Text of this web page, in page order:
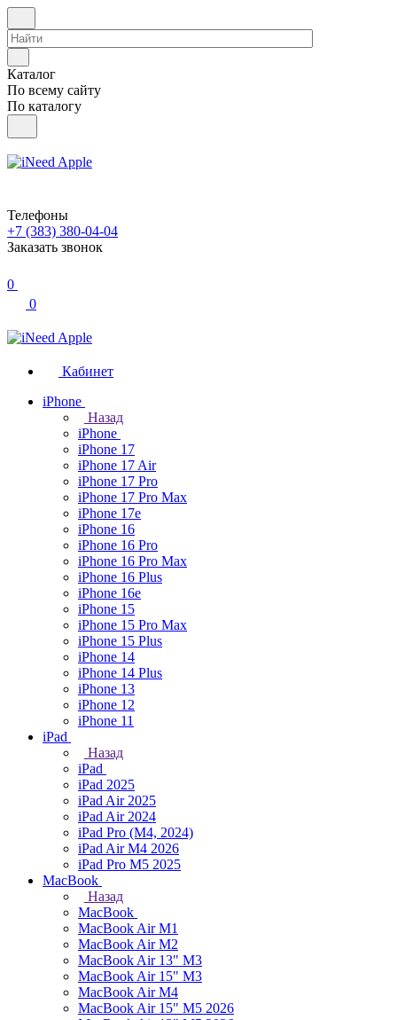
Каталог
По всему сайту
По каталогу
Телефоны
+7 (383) 380-04-04
Заказать звонок
0
0
Кабинет
iPhone
Назад
iPhone
iPhone 17
iPhone 17 Air
iPhone 17 Pro
iPhone 17 Pro Max
iPhone 17e
iPhone 16
iPhone 16 Pro
iPhone 16 Pro Max
iPhone 16 Plus
iPhone 16e
iPhone 15
iPhone 15 Pro Max
iPhone 15 Plus
iPhone 14
iPhone 14 Plus
iPhone 13
iPhone 12
iPhone 11
iPad
Назад
iPad
iPad 2025
iPad Air 2025
iPad Air 2024
iPad Pro (M4, 2024)
iPad Air M4 2026
iPad Pro M5 2025
MacBook
Назад
MacBook
MacBook Air M1
MacBook Air M2
MacBook Air 13" M3
MacBook Air 15" M3
MacBook Air M4
MacBook Air 15" М5 2026